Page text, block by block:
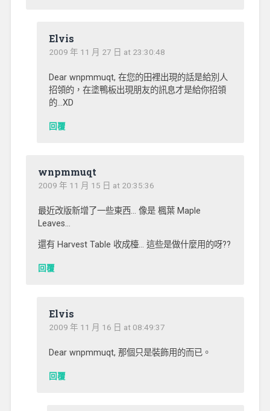
Elvis
2009 年 11 月 27 日 at 23:30:48
Dear wnpmmuqt, 在您的田裡出現的話是給別人
招領的，在塗鴨板出現朋友的訊息才是給你招領
的…XD
回覆
wnpmmuqt
2009 年 11 月 15 日 at 20:35:36
最近改版新增了一些東西… 像是 楓葉 Maple
Leaves…
還有 Harvest Table 收成檯… 這些是做什麼用的呀??
回覆
Elvis
2009 年 11 月 16 日 at 08:49:37
Dear wnpmmuqt, 那個只是裝飾用的而已。
回覆